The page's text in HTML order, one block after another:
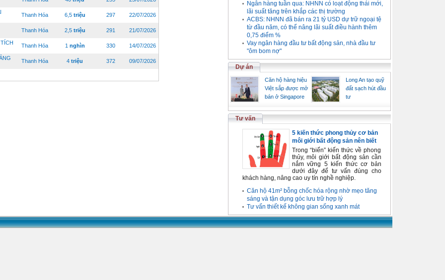
Thanh Hóa 6,5 triệu 297 22/07/2026
Thanh Hóa 2,5 triệu 291 21/07/2026
Thanh Hóa 1 nghìn 330 14/07/2026
Thanh Hóa 4 triệu 372 09/07/2026
Ngân hàng tuần qua: NHNN có loạt động thái mới,
lãi suất tăng trên khắp các thị trường
ACBS: NHNN đã bán ra 21 tỷ USD dự trữ ngoại tệ
từ đầu năm, có thể nâng lãi suất điều hành thêm
0,75 điểm %
Vay ngân hàng đầu tư bất động sản, nhà đầu tư
"ôm bom nợ"
Dự án
Căn hộ hàng hiệu
Việt sắp được mở
bán ở Singapore
Long An tạo quỹ
đất sạch hút đầu
tư
Tư vấn
5 kiến thức phong thủy cơ bản
môi giới bất động sản nên biết
Trong “biển” kiến thức về phong
thủy, môi giới bất động sản cần
nắm vững 5 kiến thức cơ bản
dưới đây để tư vấn đúng cho
khách hàng, nâng cao uy tín nghề nghiệp.
Căn hộ 41m² bỗng chốc hóa rộng nhờ mẹo tăng
sáng và tận dụng góc lưu trữ hợp lý
Tư vấn thiết kế không gian sống xanh mát